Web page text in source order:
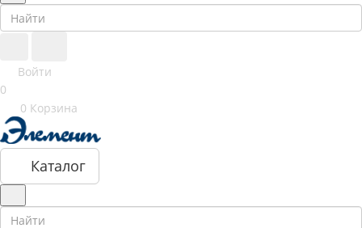
Войти
0
0 Корзина
Каталог